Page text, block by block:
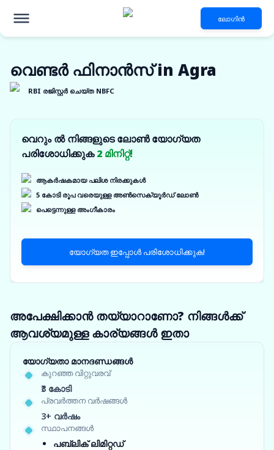
ലോഗിൻ
വെണ്ടർ ഫിനാൻസ് in Agra
RBI രജിസ്റ്റർ ചെയ്ത NBFC
വെറും ൽ നിങ്ങളുടെ ലോൺ യോഗ്യത
പരിശോധിക്കുക2 മിനിറ്റ്!
ആകർഷകമായ പലിശ നിരക്കുകൾ
5 കോടി രൂപ വരെയുള്ള അൺസെക്യൂർഡ് ലോൺ
പെട്ടെന്നുള്ള അംഗീകാരം
യോഗ്യത ഇപ്പോൾ പരിശോധിക്കുക!
അപേക്ഷിക്കാൻ തയ്യാറാണോ? നിങ്ങൾക്ക്
ആവശ്യമുള്ള കാര്യങ്ങൾ ഇതാ
യോഗ്യതാ മാനദണ്ഡങ്ങൾ
കുറഞ്ഞ വിറ്റുവരവ്
₹3 കോടി
പ്രവർത്തന വർഷങ്ങൾ
3+ വർഷം
സ്ഥാപനങ്ങൾ
പബ്ലിക് ലിമിറ്റഡ്